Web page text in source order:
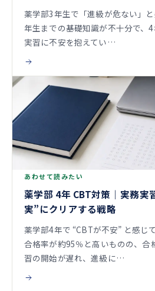
薬学部3年生で「進級が危ない」
年生までの基礎知識が不十分で、
実習に不安を抱えてい…
あわせて読みたい
薬学部 4年 CBT対策｜実務実
実”にクリアする戦略
薬学部4年で “CBTが不安” と感じ
合格率が約95％と高いものの、合
習の開始が遅れ、進級に…